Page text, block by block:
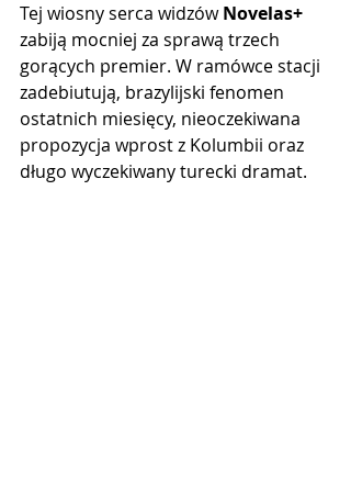
Tej wiosny serca widzów Novelas+
zabiją mocniej za sprawą trzech
gorących premier. W ramówce stacji
zadebiutują, brazylijski fenomen
ostatnich miesięcy, nieoczekiwana
propozycja wprost z Kolumbii oraz
długo wyczekiwany turecki dramat.